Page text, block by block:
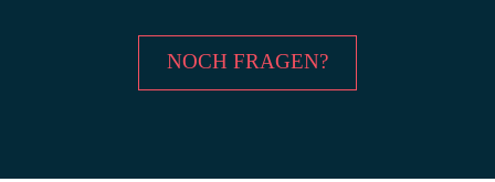
NOCH FRAGEN?